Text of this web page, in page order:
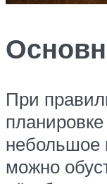
При
небольшое
можно